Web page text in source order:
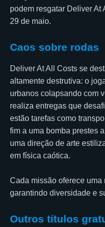
podem resgatar Deliver At
29 de maio.
Caos sobre rodas
Deliver At All Costs se
altamente destrutiva: o
urbanos colapsando com
realiza entregas que
estão tarefas como
fim a uma bomba prestes
uma direção de arte
em física caótica.
Cada missão oferece
garantindo diversidade e
Outros títulos